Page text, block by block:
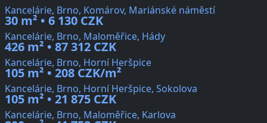
Kancelárie, Brno, Komárov, Mariánské náměstí
30 m² • 6 130 CZK
Kancelárie, Brno, Maloměřice, Hády
426 m² • 87 312 CZK
Kancelárie, Brno, Horní Heršpice
105 m² • 208 CZK/m²
Kancelárie, Brno, Horní Heršpice, Sokolova
105 m² • 21 875 CZK
Kancelárie, Brno, Maloměřice, Karlova